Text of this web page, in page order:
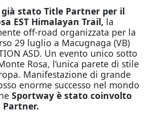
già stato Title Partner per il
EST Himalayan Trail, la
off-road organizzata per la
29 luglio a Macugnaga (VB)
ASD. Un evento unico sotto
Rosa, l’unica parete di stile
Manifestazione di grande
enorme successo nel mondo
Sportway è stato coinvolto